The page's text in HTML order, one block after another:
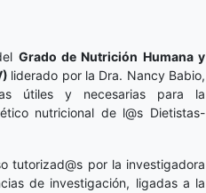
Grado de Nutrición Humana y
liderado por la Dra. Nancy Babio,
útiles y necesarias para la
nutricional de l@s Dietistas-
tutorizad@s por la investigadora
de investigación, ligadas a la